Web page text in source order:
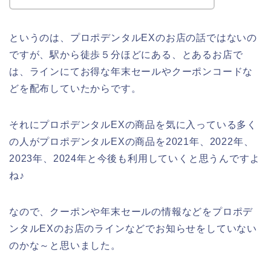
というのは、プロポデンタルEXのお店の話ではないの
ですが、駅から徒歩５分ほどにある、とあるお店で
は、ラインにてお得な年末セールやクーポンコードな
どを配布していたからです。
それにプロポデンタルEXの商品を気に入っている多く
の人がプロポデンタルEXの商品を2021年、2022年、
2023年、2024年と今後も利用していくと思うんですよ
ね♪
なので、クーポンや年末セールの情報などをプロポデ
ンタルEXのお店のラインなどでお知らせをしていない
のかな～と思いました。